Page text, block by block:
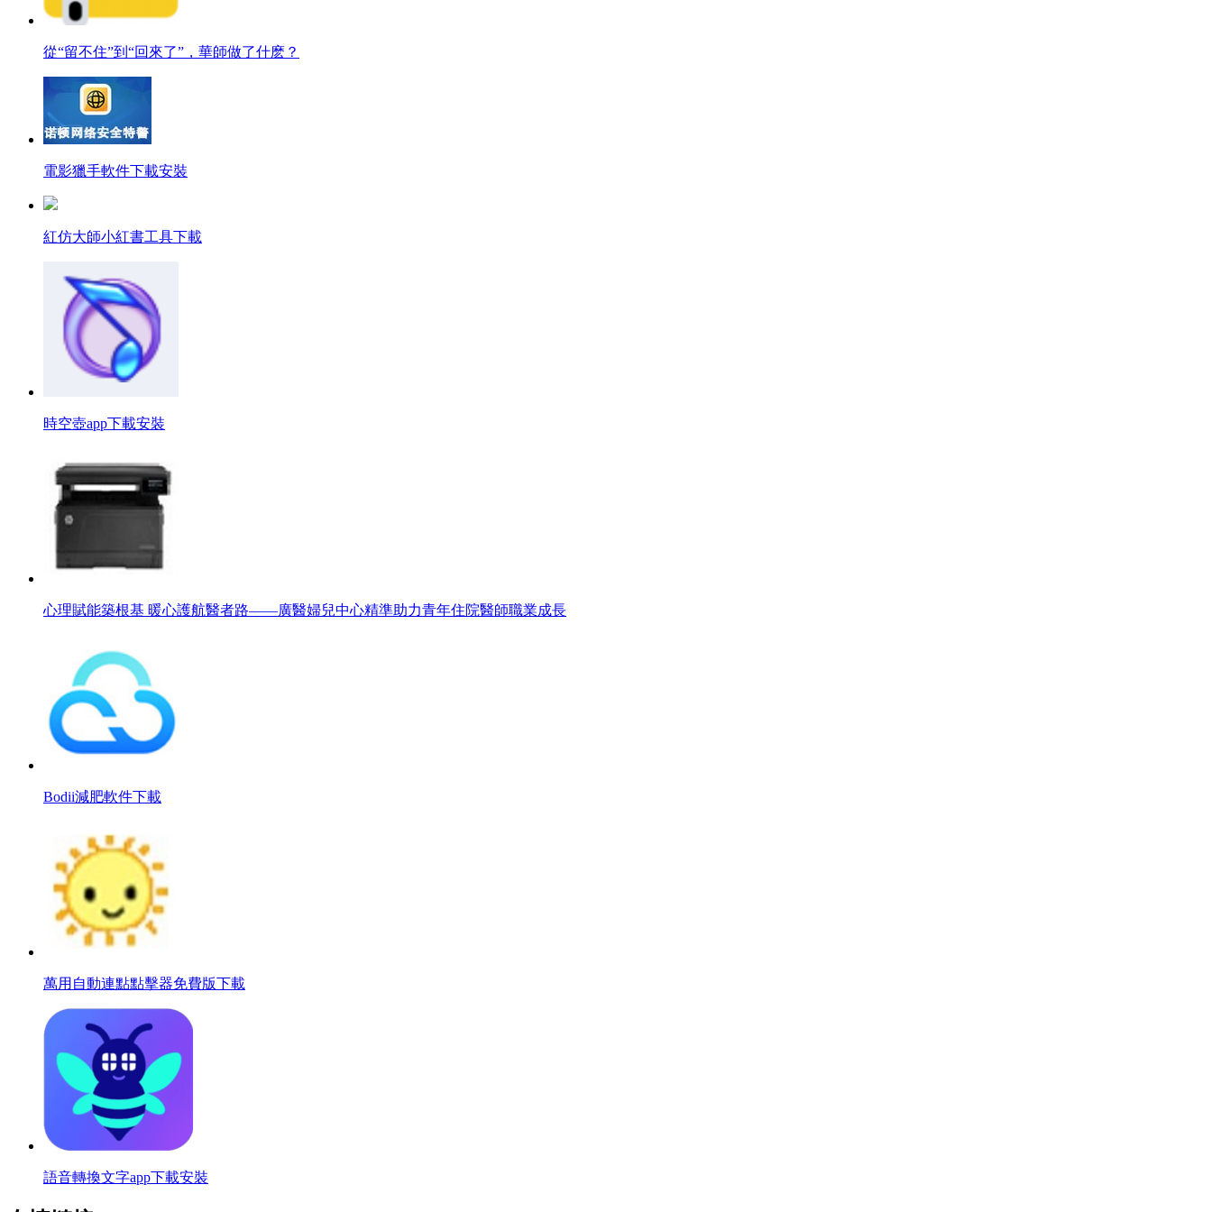
從“留不住”到“回來了”，華師做了什麽？
電影獵手軟件下載安裝
紅仿大師小紅書工具下載
時空壺app下載安裝
心理賦能築根基 暖心護航醫者路——廣醫婦兒中心精準助力青年住院醫師職業成長
Bodii減肥軟件下載
萬用自動連點點擊器免費版下載
語音轉換文字app下載安裝